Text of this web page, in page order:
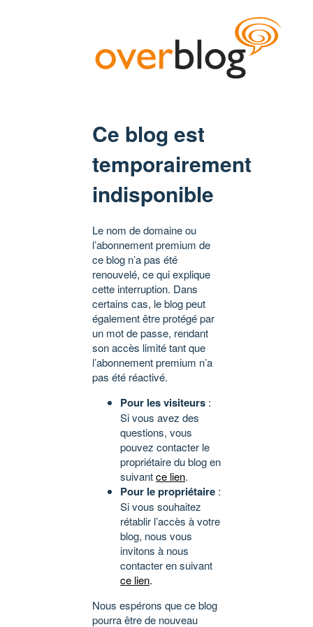
Ce blog est
temporairement
indisponible
Le nom de domaine ou
l’abonnement premium de
ce blog n’a pas été
renouvelé, ce qui explique
cette interruption. Dans
certains cas, le blog peut
également être protégé par
un mot de passe, rendant
son accès limité tant que
l’abonnement premium n’a
pas été réactivé.
Pour les visiteurs :
Si vous avez des
questions, vous
pouvez contacter le
propriétaire du blog en
suivantce lien.
Pour le propriétaire :
Si vous souhaitez
rétablir l’accès à votre
blog, nous vous
invitons à nous
contacter en suivant
ce lien.
Nous espérons que ce blog
pourra être de nouveau